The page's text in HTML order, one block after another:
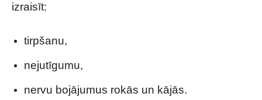
izraisīt:
tirpšanu,
nejutīgumu,
nervu bojājumus rokās un kājās.